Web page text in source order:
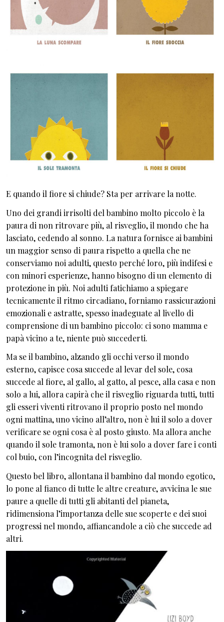
E quando il fiore si chiude? Sta per arrivare la notte.
Uno dei grandi irrisolti del bambino molto piccolo è la
paura di non ritrovare più, al risveglio, il mondo che ha
lasciato, cedendo al sonno. La natura fornisce ai bambini
un maggior senso di paura rispetto a quella che ne
conserviamo noi adulti, questo perché loro, più indifesi e
con minori esperienze, hanno bisogno di un elemento di
protezione in più. Noi adulti fatichiamo a spiegare
tecnicamente il ritmo circadiano, forniamo rassicurazioni
emozionali e astratte, spesso inadeguate al livello di
comprensione di un bambino piccolo: ci sono mamma e
papà vicino a te, niente può succederti.
Ma se il bambino, alzando gli occhi verso il mondo
esterno, capisce cosa succede al levar del sole, cosa
succede al fiore, al gallo, al gatto, al pesce, alla casa e non
solo a lui, allora capirà che il risveglio riguarda tutti, tutti
gli esseri viventi ritrovano il proprio posto nel mondo
ogni mattina, uno vicino all’altro, non è lui il solo a dover
verificare se ogni cosa è al posto giusto. Ma allora anche
quando il sole tramonta, non è lui solo a dover fare i conti
col buio, con l’incognita del risveglio.
Questo bel libro, allontana il bambino dal mondo egotico,
lo pone al fianco di tutte le altre creature, avvicina le sue
paure a quelle di tutti gli abitanti del pianeta,
ridimensiona l’importanza delle sue scoperte e dei suoi
progressi nel mondo, affiancandole a ciò che succede ad
altri.